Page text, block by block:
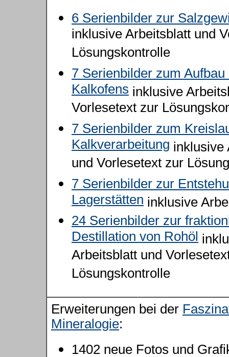
6 Serienbilder zur
inklusive Arbeitsblatt und
Lösungskontrolle
7 Serienbilder zum Aufbau
Kalkofens inklusive
Vorlesetext zur
7 Serienbilder zum
Kalkverarbeitung inklusive
und Vorlesetext zur
7 Serienbilder zur
Lagerstätten inklusive
24 Serienbilder zur
Destillation von Rohöl
Arbeitsblatt und
Lösungskontrolle
Erweiterungen bei der
Mineralogie:
1402 neue Fotos und